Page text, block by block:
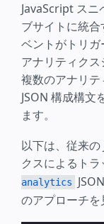
JavaScript ス
ブサイトに統
ベントがトリ
アナリティクス
複数のアナリ
JSON 構成構文
ます。
以下は、従来
クスによるト
analytics
のアプローチを